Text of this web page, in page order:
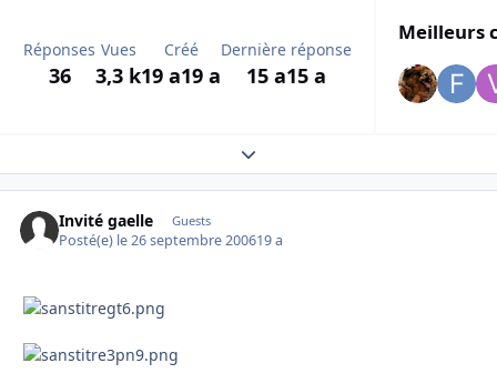
Réponses
36
Vues
3,3 k
Créé
19 a19 a
Dernière réponse
15 a15 a
Meilleurs
Expand topic overview
Invité gaelle Guests
Posté(e) le 26 septembre 200619 a